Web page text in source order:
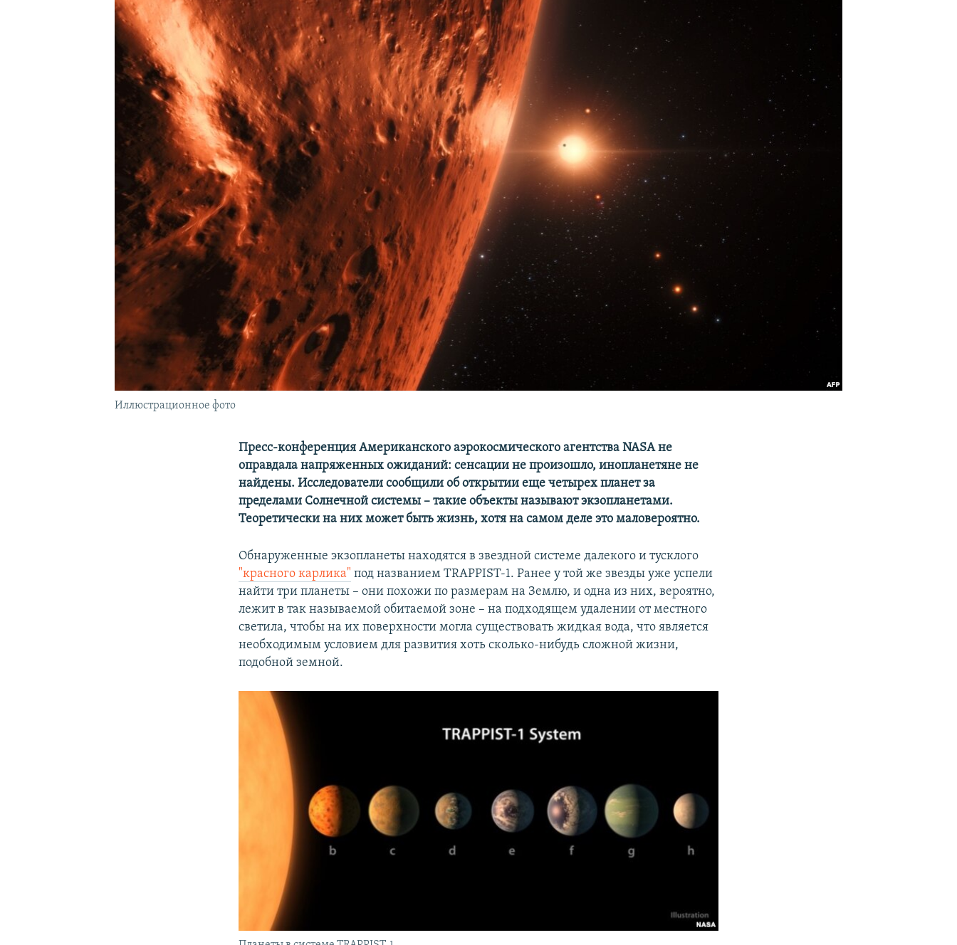
КРЫМ.НЕПОКОРЕННЫЙ
УКРАИНСКАЯ ПРОБЛЕМА КРЫМА
Иллюстрационное фото
Пресс-конференция Американского аэрокосмического агентства NASA не
оправдала напряженных ожиданий: сенсации не произошло, инопланетяне не
найдены. Исследователи сообщили об открытии еще четырех планет за
пределами Солнечной системы – такие объекты называют экзопланетами.
Теоретически на них может быть жизнь, хотя на самом деле это маловероятно.
Обнаруженные экзопланеты находятся в звездной системе далекого и тусклого
"красного карлика" под названием TRAPPIST-1. Ранее у той же звезды уже успели
найти три планеты – они похожи по размерам на Землю, и одна из них, вероятно,
лежит в так называемой обитаемой зоне – на подходящем удалении от местного
светила, чтобы на их поверхности могла существовать жидкая вода, что является
необходимым условием для развития хоть сколько-нибудь сложной жизни,
подобной земной.